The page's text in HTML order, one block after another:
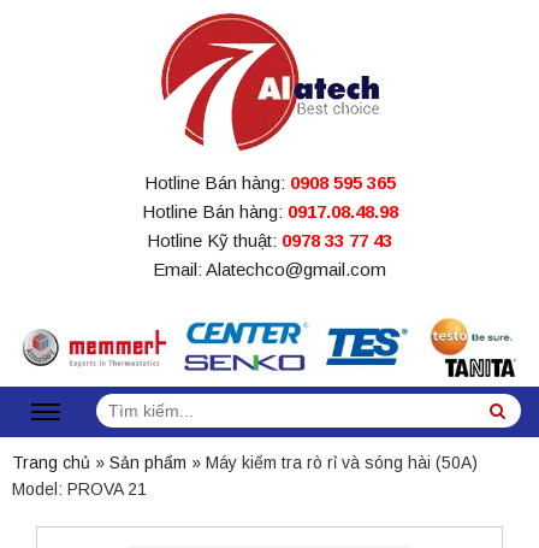
Hotline Bán hàng: 0908 595 365
Hotline Bán hàng: 0917.08.48.98
Hotline Kỹ thuật: 0978 33 77 43
Email: Alatechco@gmail.com
Tìm
kiếm:
Trang chủ » Sản phẩm » Máy kiểm tra rò rỉ và sóng hài (50A)
Model: PROVA 21